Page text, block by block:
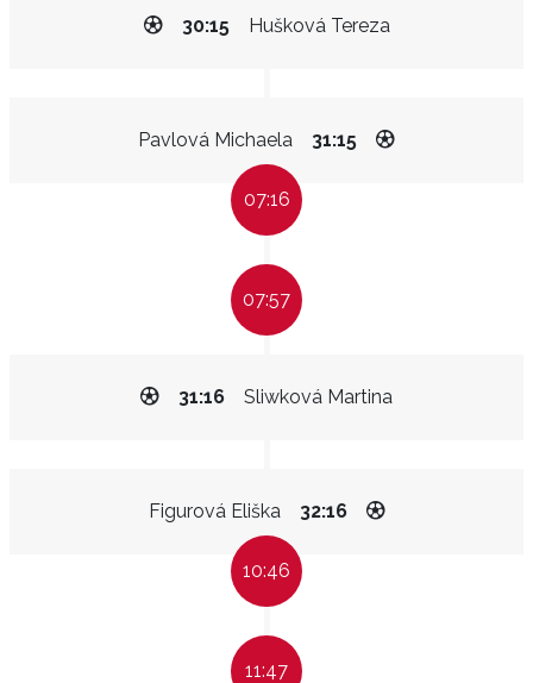
Hušková Tereza
30:15
Pavlová Michaela 31:15
07:16
07:57
Sliwková Martina
31:16
Figurová Eliška 32:16
10:46
11:47